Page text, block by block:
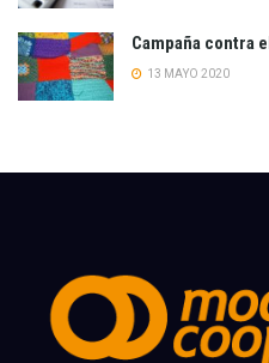
Campaña contra
13 MAYO 2020